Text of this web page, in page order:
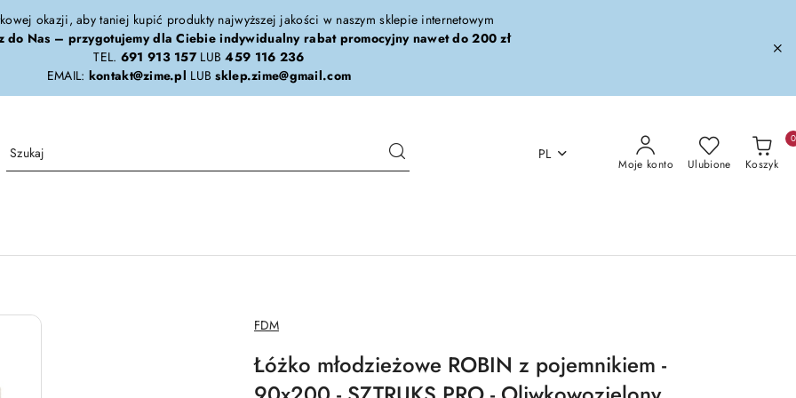
okazji, aby taniej kupić produkty najwyższej jakości w naszym sklepie internetowym
do Nas – przygotujemy dla Ciebie indywidualny rabat promocyjny nawet do 200 zł
TEL. 691 913 157LUB459 116 236
EMAIL: kontakt@zime.pl LUBsklep.zime@gmail.com
PL
Moje konto Ulubione Koszyk
0
NAZWA
PRODUCENTA:
FDM
Łóżko młodzieżowe ROBIN z pojemnikiem -